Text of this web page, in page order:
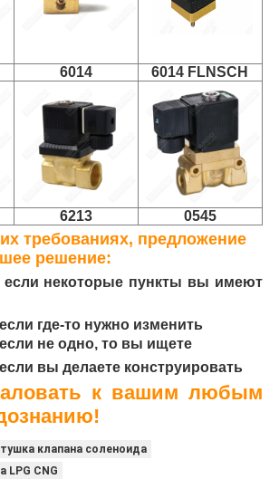
6014 6014 FLNSCH
6213 0545
требованиях, предложение
решение:
некоторые пункты вы имеют
где-то нужно изменить
не одно, то вы ищете
вы делаете конструировать
к вашим любым
клапана соленоида
LPG CNG